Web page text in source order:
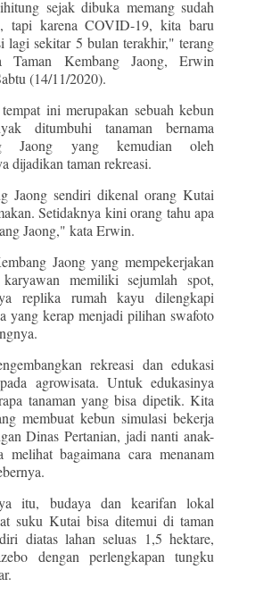
sejak dibuka memang sudah
tapi karena COVID-19, kita baru
lagi sekitar 5 bulan terakhir," terang
Taman Kembang Jaong, Erwin
(14/11/2020).
ini merupakan sebuah kebun
ditumbuhi tanaman bernama
Jaong yang kemudian oleh
dijadikan taman rekreasi.
Jaong sendiri dikenal orang Kutai
Setidaknya kini orang tahu apa
Jaong," kata Erwin.
Jaong yang mempekerjakan
memiliki sejumlah spot,
replika rumah kayu dilengkapi
yang kerap menjadi pilihan swafoto
rekreasi dan edukasi
agrowisata. Untuk edukasinya
tanaman yang bisa dipetik. Kita
membuat kebun simulasi bekerja
Dinas Pertanian, jadi nanti anak-
melihat bagaimana cara menanam
itu, budaya dan kearifan lokal
suku Kutai bisa ditemui di taman
diatas lahan seluas 1,5 hektare,
dengan perlengkapan tungku